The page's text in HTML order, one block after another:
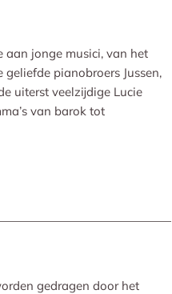
aan jonge musici, van het
pianobroers Jussen,
uiterst veelzijdige Lucie
van barok tot
gedragen door het